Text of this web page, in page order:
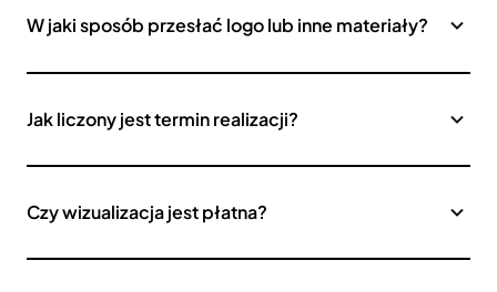
W jaki sposób przesłać logo lub inne materiały?
Jak liczony jest termin realizacji?
Czy wizualizacja jest płatna?